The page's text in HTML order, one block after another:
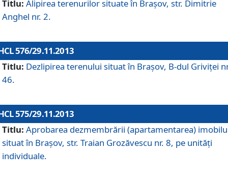
Titlu: Alipirea terenurilor situate în Braşov, str. Dimitrie
Anghel nr. 2.
576/29.11.2013
Titlu: Dezlipirea terenului situat în Braşov, B-dul Griviţei
46.
575/29.11.2013
Titlu: Aprobarea dezmembrării (apartamentarea)
situat în Braşov, str. Traian Grozăvescu nr. 8, pe unităţi
individuale.